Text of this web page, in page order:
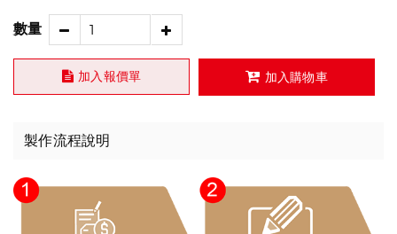
數量
加入報價單 加入購物車
製作流程說明